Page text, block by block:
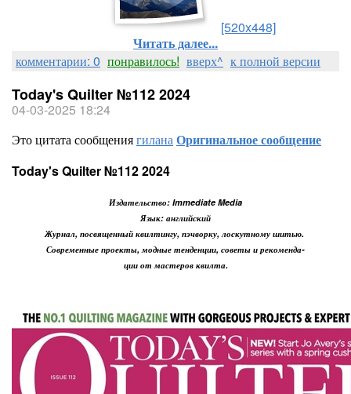
[520x448]
Читать далее...
комментарии: 0 понравилось! вверх^ к полной версии
Today's Quilter №112 2024
04-03-2025 18:24
Это цитата сообщениягиланаОригинальное сообщение
Today's Quilter №112 2024
Издательство: Immediate Media
Язык: английский
Журнал, посвященный квилтингу, пэчворку, лоскутному шитью.
Современные проекты, модные тенденции, советы и рекоменда-
ции от мастеров квилта.